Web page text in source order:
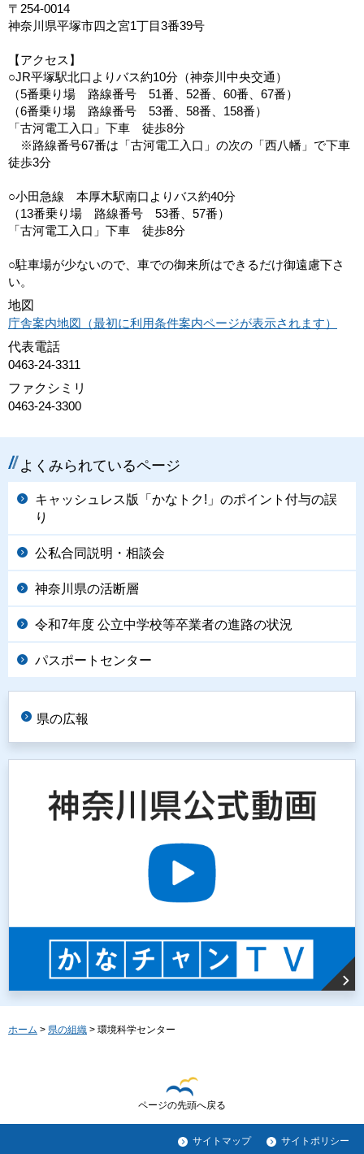
〒254-0014
神奈川県平塚市四之宮1丁目3番39号
【アクセス】
○JR平塚駅北口よりバス約10分（神奈川中央交通）
（5番乗り場 路線番号 51番、52番、60番、67番）
（6番乗り場 路線番号 53番、58番、158番）
「古河電工入口」下車 徒歩8分
※路線番号67番は「古河電工入口」の次の「西八幡」で下車
徒歩3分
○小田急線 本厚木駅南口よりバス約40分
（13番乗り場 路線番号 53番、57番）
「古河電工入口」下車 徒歩8分
○駐車場が少ないので、車での御来所はできるだけ御遠慮下さ
い。
地図
庁舎案内地図（最初に利用条件案内ページが表示されます）
代表電話
0463-24-3311
ファクシミリ
0463-24-3300
よくみられているページ
キャッシュレス版「かなトク!」のポイント付与の誤
り
公私合同説明・相談会
神奈川県の活断層
令和7年度 公立中学校等卒業者の進路の状況
パスポートセンター
県の広報
ホーム > 県の組織 > 環境科学センター
ページの先頭へ戻る
サイトマップ サイトポリシー